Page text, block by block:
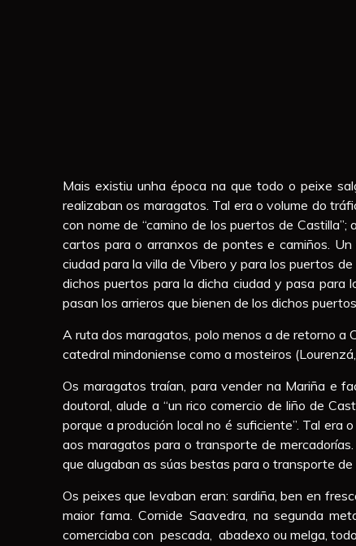
Mais existiu unha época na que todo o peixe
realizaban os maragatos. Tal era o volume do
con nome de “camino de los puertos de
cartos para o arranxos de pontes e camiños.
ciudad para la villa de Vibero y para los puertos
dichos puertos para la dicha ciudad y pasa para
pasan los arrieros que bienen de los dichos
A ruta dos maragatos, polo menos a de retorno a
catedral mindoniense como a mosteiros
Os maragatos traían, para vender na Mariña e
doutoral, alude a “un rico comercio de liño de
porque a produción local no é suficiente”. Tal
aos maragatos para o transporte de
que alugaban as súas bestas para o transporte
Os peixes que levaban eran: sardiña, ben en
maior fama. Cornide Saavedra, na segunda
comerciaba con pescada, abadexo ou melga,